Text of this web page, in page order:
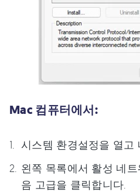
Mac 컴퓨터에서:
시스템 환경설정을 열고
왼쪽 목록에서 활성 네
음 고급을 클릭합니다.